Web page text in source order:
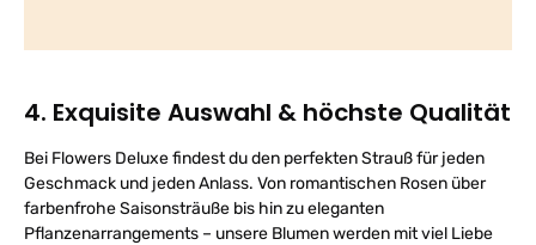
4. Exquisite Auswahl & höchste Qualität
Bei Flowers Deluxe findest du den perfekten Strauß für jeden
Geschmack und jeden Anlass. Von romantischen Rosen über
farbenfrohe Saisonsträuße bis hin zu eleganten
Pflanzenarrangements – unsere Blumen werden mit viel Liebe